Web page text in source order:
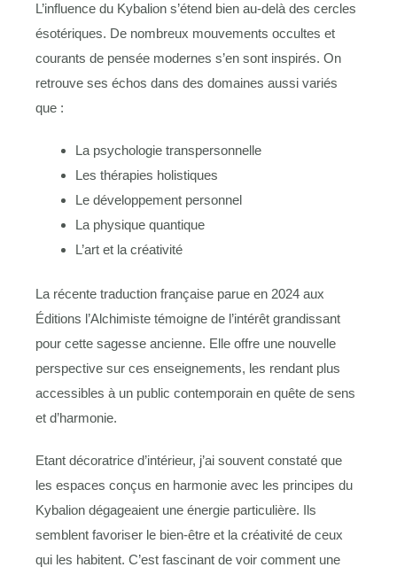
L’influence du Kybalion s’étend bien au-delà des cercles
ésotériques. De nombreux mouvements occultes et
courants de pensée modernes s’en sont inspirés. On
retrouve ses échos dans des domaines aussi variés
que :
La psychologie transpersonnelle
Les thérapies holistiques
Le développement personnel
La physique quantique
L’art et la créativité
La récente traduction française parue en 2024 aux
Éditions l’Alchimiste témoigne de l’intérêt grandissant
pour cette sagesse ancienne. Elle offre une nouvelle
perspective sur ces enseignements, les rendant plus
accessibles à un public contemporain en quête de sens
et d’harmonie.
Etant décoratrice d’intérieur, j’ai souvent constaté que
les espaces conçus en harmonie avec les principes du
Kybalion dégageaient une énergie particulière. Ils
semblent favoriser le bien-être et la créativité de ceux
qui les habitent. C’est fascinant de voir comment une